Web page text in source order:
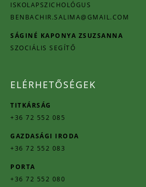
ISKOLAPSZICHOLÓGUS
BENBACHIR.SALIMA@GMAIL.COM
SÁGINÉ KAPONYA ZSUZSANNA
SZOCIÁLIS SEGÍTŐ
ELÉRHETŐSÉGEK
TITKÁRSÁG
+36 72 552 085
GAZDASÁGI IRODA
+36 72 552 083
PORTA
+36 72 552 080